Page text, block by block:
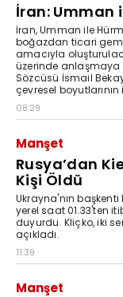
İran: Umman
İran, Umman ile
boğazdan ticari
amacıyla
üzerinde anlaşmaya
Sözcüsü İsmail
çevresel
08:29
Manşet
Rusya’dan
Kişi Öldü
Ukrayna'nın başkenti
yerel saat 01.33'ten
duyurdu. Kliçko, iki
açıkladı.
11:39
Manşet